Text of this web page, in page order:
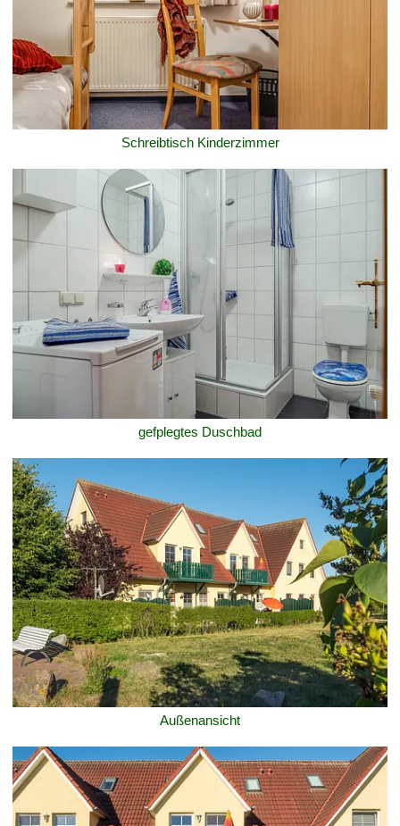
Schreibtisch Kinderzimmer
gefplegtes Duschbad
Außenansicht